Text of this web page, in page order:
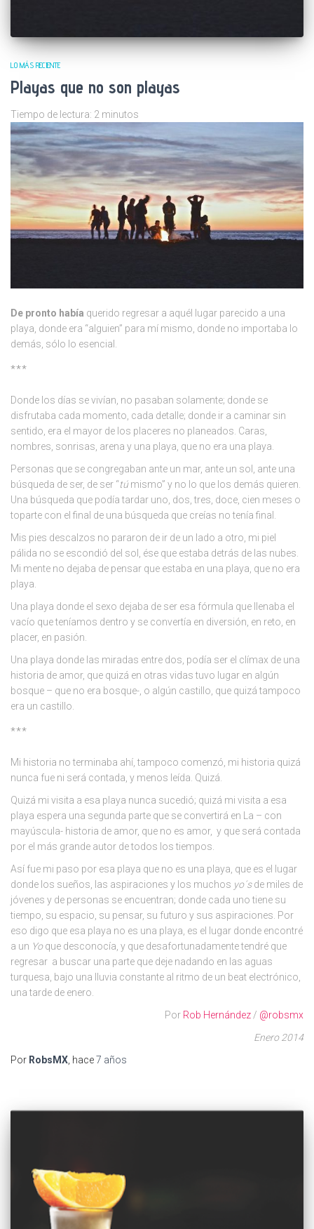
LO MÁS RECIENTE
Playas que no son playas
Tiempo de lectura: 2 minutos
De pronto había querido regresar a aquél lugar parecido a una
playa, donde era “alguien” para mí mismo, donde no importaba lo
demás, sólo lo esencial.
***
Donde los días se vivían, no pasaban solamente; donde se
disfrutaba cada momento, cada detalle; donde ir a caminar sin
sentido, era el mayor de los placeres no planeados. Caras,
nombres, sonrisas, arena y una playa, que no era una playa.
Personas que se congregaban ante un mar, ante un sol, ante una
búsqueda de ser, de ser “túmismo” y no lo que los demás quieren.
Una búsqueda que podía tardar uno, dos, tres, doce, cien meses o
toparte con el final de una búsqueda que creías no tenía final.
Mis pies descalzos no pararon de ir de un lado a otro, mi piel
pálida no se escondió del sol, ése que estaba detrás de las nubes.
Mi mente no dejaba de pensar que estaba en una playa, que no era
playa.
Una playa donde el sexo dejaba de ser esa fórmula que llenaba el
vacío que teníamos dentro y se convertía en diversión, en reto, en
placer, en pasión.
Una playa donde las miradas entre dos, podía ser el clímax de una
historia de amor, que quizá en otras vidas tuvo lugar en algún
bosque – que no era bosque-, o algún castillo, que quizá tampoco
era un castillo.
***
Mi historia no terminaba ahí, tampoco comenzó, mi historia quizá
nunca fue ni será contada, y menos leída. Quizá.
Quizá mi visita a esa playa nunca sucedió; quizá mi visita a esa
playa espera una segunda parte que se convertirá en La – con
mayúscula- historia de amor, que no es amor, y que será contada
por el más grande autor de todos los tiempos.
Así fue mi paso por esa playa que no es una playa, que es el lugar
donde los sueños, las aspiraciones y los muchos yo´sde miles de
jóvenes y de personas se encuentran; donde cada uno tiene su
tiempo, su espacio, su pensar, su futuro y sus aspiraciones. Por
eso digo que esa playa no es una playa, es el lugar donde encontré
a un Yoque desconocía, y que desafortunadamente tendré que
regresar a buscar una parte que deje nadando en las aguas
turquesa, bajo una lluvia constante al ritmo de un beat electrónico,
una tarde de enero.
Por Rob Hernández / @robsmx
Enero 2014
Por RobsMX , hace7 años